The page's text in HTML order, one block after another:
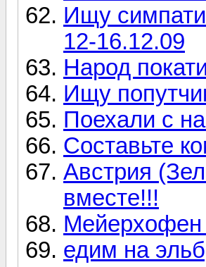
Ищу
12-16.12.09
Народ
Ищу
Поехали с
Составьте
Австрия
вместе!!!
Мейерхофен
едим на